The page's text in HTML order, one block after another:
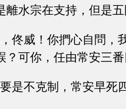
離水宗在支持，但是
佟威！你捫心自問，
？可你，任由常安三
是不克制，常安早死